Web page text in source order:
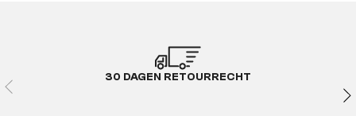
30 DAGEN RETOURRECHT